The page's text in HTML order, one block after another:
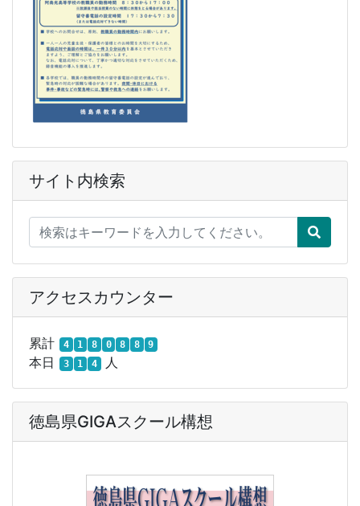
サイト内検索
アクセスカウンター
累計 4 1 8 0 8 8 9
本日 3 1 4 人
徳島県GIGAスクール構想